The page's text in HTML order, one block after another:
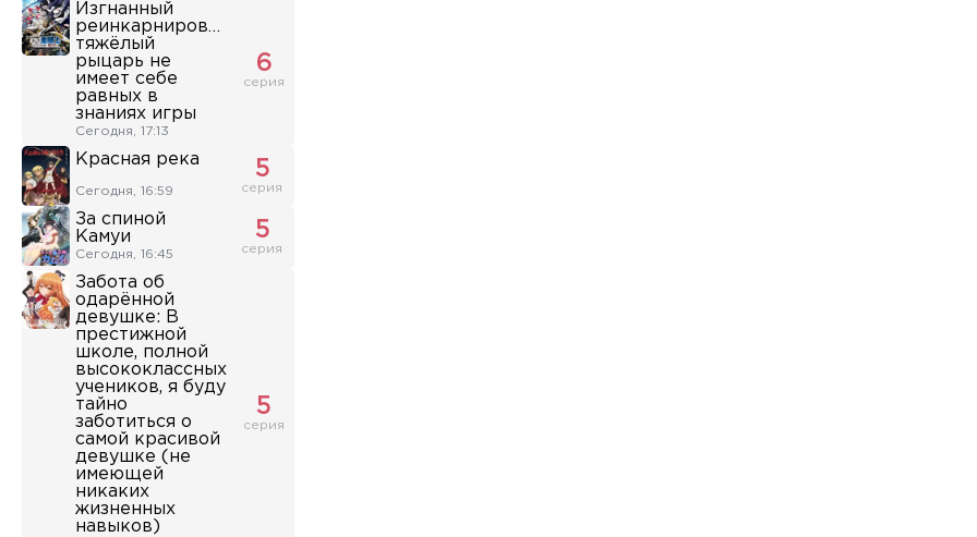
Изгнанный
реинкарнированный
тяжёлый
рыцарь не
имеет себе
равных в
знаниях игры
Сегодня, 17:13
6
серия
Красная река
Сегодня, 16:59
5
серия
За спиной
Камуи
Сегодня, 16:45
5
серия
Забота об
одарённой
девушке: В
престижной
школе, полной
высококлассных
учеников, я буду
тайно
заботиться о
самой красивой
девушке (не
имеющей
никаких
жизненных
навыков)
5
серия